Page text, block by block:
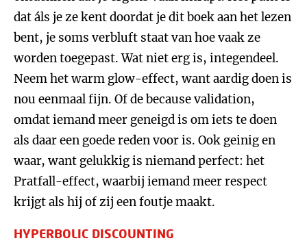
dat áls je ze kent doordat je dit boek aan het lezen
bent, je soms verbluft staat van hoe vaak ze
worden toegepast. Wat niet erg is, integendeel.
Neem het warm glow-effect, want aardig doen is
nou eenmaal fijn. Of de because validation,
omdat iemand meer geneigd is om iets te doen
als daar een goede reden voor is. Ook geinig en
waar, want gelukkig is niemand perfect: het
Pratfall-effect, waarbij iemand meer respect
krijgt als hij of zij een foutje maakt.
HYPERBOLIC DISCOUNTING